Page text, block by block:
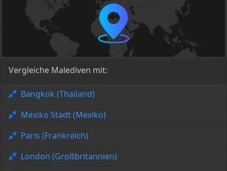
Vergleiche Malediven mit:
Bangkok (Thailand)
Mexiko Stadt (Mexiko)
Paris (Frankreich)
London (Großbritannien)